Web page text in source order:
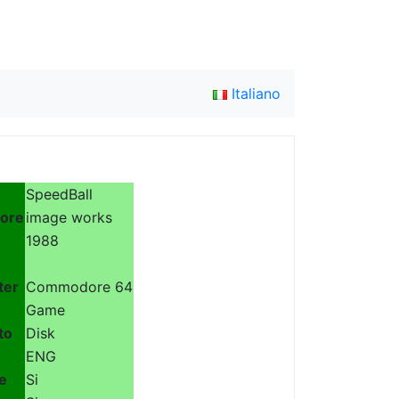
Italiano
SpeedBall
image works
1988
Commodore 64
Game
Disk
ENG
Si